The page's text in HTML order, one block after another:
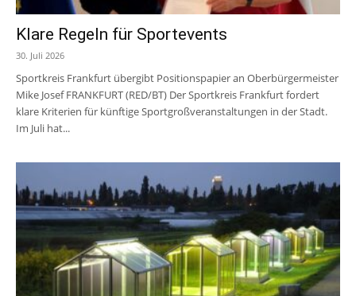
Klare Regeln für Sportevents
30. Juli 2026
Sportkreis Frankfurt übergibt Positionspapier an Oberbürgermeister
Mike Josef FRANKFURT (RED/BT) Der Sportkreis Frankfurt fordert
klare Kriterien für künftige Sportgroßveranstaltungen in der Stadt.
Im Juli hat...